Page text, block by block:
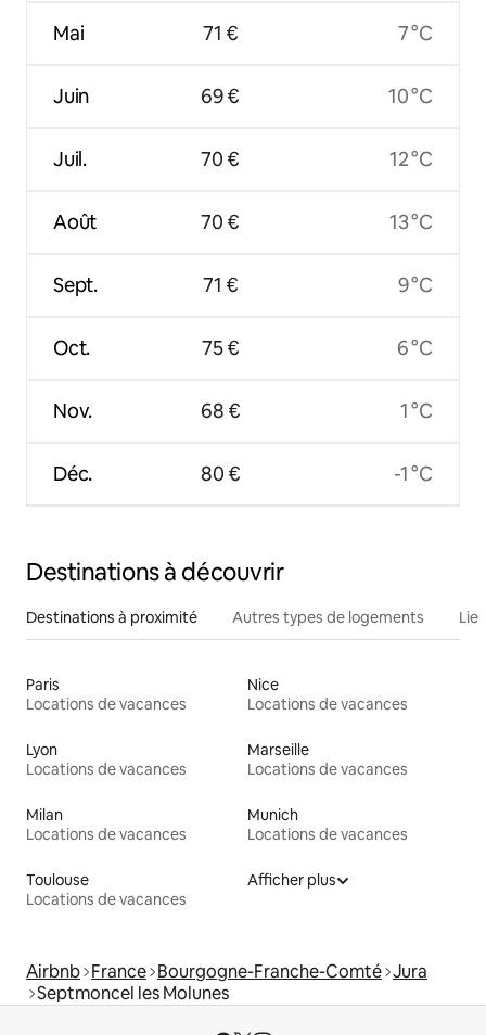
Mai
Juin
Juil.
Août
Sept.
Oct.
Nov.
Déc.
71 €
69 €
70 €
70 €
71 €
75 €
68 €
80 €
7 °C
10 °C
12 °C
13 °C
9 °C
6 °C
1 °C
-1 °C
Destinations à découvrir
Destinations à proximité Autres types de logements
Paris
Locations de vacances
Nice
Locations de vacances
Lyon
Locations de vacances
Marseille
Locations de vacances
Milan
Locations de vacances
Munich
Locations de vacances
Toulouse
Locations de vacances
Afficher plus
Airbnb France Bourgogne-Franche-Comté Jura
Septmoncel les Molunes